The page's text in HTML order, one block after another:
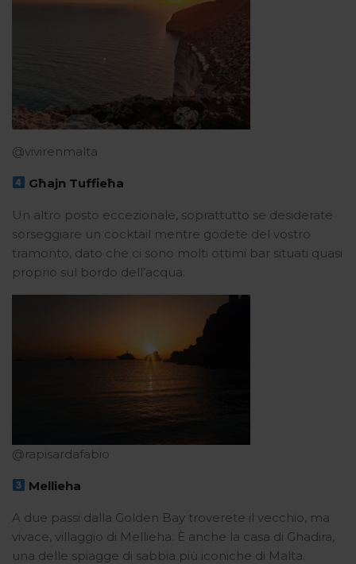
@vivirenmalta
Għajn Tuffieħa
Un altro posto eccezionale, soprattutto se desiderate
sorseggiare un cocktail mentre godete del vostro
tramonto, dato che ci sono molti ottimi bar situati quasi
proprio sul bordo dell’acqua.
@rapisardafabio
Mellieha
A due passi dalla Golden Bay troverete il vecchio, ma
vivace, villaggio di Mellieha. È anche la casa di Ghadira,
una delle spiagge di sabbia più iconiche di Malta.